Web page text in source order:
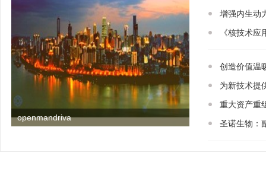
openmandriva
增强内生动
《核技术
创造价值温
为新技术提
重大资产重
圣诺生物：